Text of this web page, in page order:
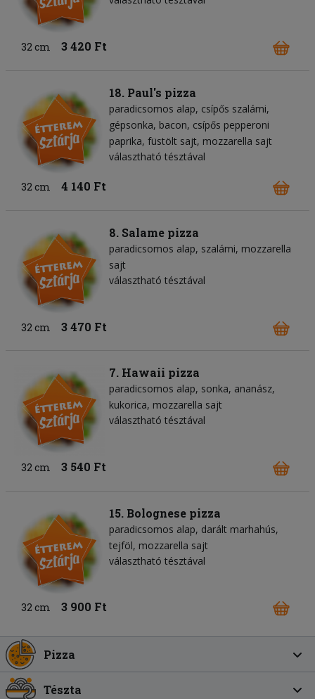
32 cm 3 420 Ft
18. Paul's pizza
paradicsomos alap csípős szalámi
gépsonka bacon csípős pepperoni
paprika füstölt sajt mozzarella sajt
választható tésztával
32 cm 4 140 Ft
8. Salame pizza
paradicsomos alap szalámi mozzarella
sajt
választható tésztával
32 cm 3 470 Ft
7. Hawaii pizza
paradicsomos alap sonka ananász
kukorica mozzarella sajt
választható tésztával
32 cm 3 540 Ft
15. Bolognese pizza
paradicsomos alap darált marhahús
tejföl mozzarella sajt
választható tésztával
32 cm 3 900 Ft
Pizza
Tészta